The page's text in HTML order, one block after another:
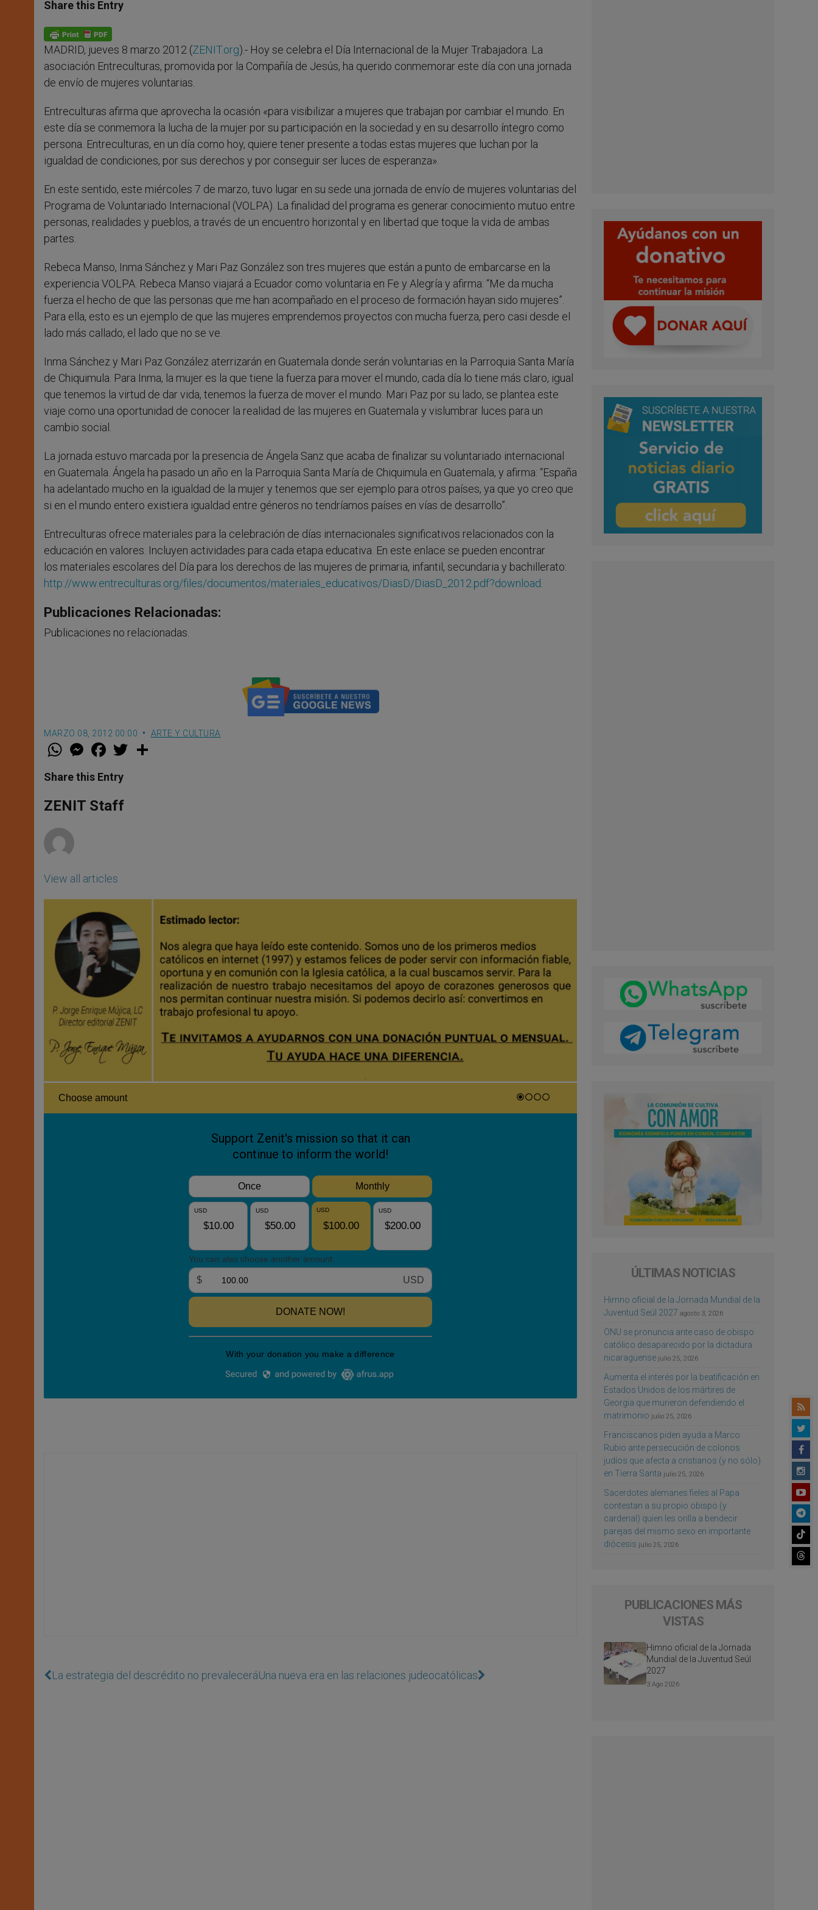
s
p
p
e
g
e
r
b
o
k
Share this Entry
MADRID, jueves 8 marzo 2012 (ZENIT.org).- Hoy se celebra el Día Internacional de la Mujer Trabajadora. La
asociación Entreculturas, promovida por la Compañía de Jesús, ha querido conmemorar este día con una jornada
de envío de mujeres voluntarias.
Entreculturas afirma que aprovecha la ocasión «para visibilizar a mujeres que trabajan por cambiar el mundo. En
este día se conmemora la lucha de la mujer por su participación en la sociedad y en su desarrollo íntegro como
persona. Entreculturas, en un día como hoy, quiere tener presente a todas estas mujeres que luchan por la
igualdad de condiciones, por sus derechos y por conseguir ser luces de esperanza».
En este sentido, este miércoles 7 de marzo, tuvo lugar en su sede una jornada de envío de mujeres voluntarias del
Programa de Voluntariado Internacional (VOLPA). La finalidad del programa es generar conocimiento mutuo entre
personas, realidades y pueblos, a través de un encuentro horizontal y en libertad que toque la vida de ambas
partes.
Rebeca Manso, Inma Sánchez y Mari Paz González son tres mujeres que están a punto de embarcarse en la
experiencia VOLPA. Rebeca Manso viajará a Ecuador como voluntaria en Fe y Alegría y afirma: “Me da mucha
fuerza el hecho de que las personas que me han acompañado en el proceso de formación hayan sido mujeres”.
Para ella, esto es un ejemplo de que las mujeres emprendemos proyectos con mucha fuerza, pero casi desde el
lado más callado, el lado que no se ve.
Inma Sánchez y Mari Paz González aterrizarán en Guatemala donde serán voluntarias en la Parroquia Santa María
de Chiquimula. Para Inma, la mujer es la que tiene la fuerza para mover el mundo, cada día lo tiene más claro, igual
que tenemos la virtud de dar vida, tenemos la fuerza de mover el mundo. Mari Paz por su lado, se plantea este
viaje como una oportunidad de conocer la realidad de las mujeres en Guatemala y vislumbrar luces para un
cambio social.
La jornada estuvo marcada por la presencia de Ángela Sanz que acaba de finalizar su voluntariado internacional
en Guatemala. Ángela ha pasado un año en la Parroquia Santa María de Chiquimula en Guatemala, y afirma: “España
ha adelantado mucho en la igualdad de la mujer y tenemos que ser ejemplo para otros países, ya que yo creo que
si en el mundo entero existiera igualdad entre géneros no tendríamos países en vías de desarrollo”.
Entreculturas ofrece materiales para la celebración de días internacionales significativos relacionados con la
educación en valores. Incluyen actividades para cada etapa educativa. En este enlace se pueden encontrar
los materiales escolares del Día para los derechos de las mujeres de primaria, infantil, secundaria y bachillerato:
http://www.entreculturas.org/files/documentos/materiales_educativos/DiasD/DiasD_2012.pdf?download.
Publicaciones Relacionadas:
Publicaciones no relacionadas.
MARZO 08, 2012 00:00 ARTE Y CULTURA
W
t
s
p
p
M
e
s
e
g
e
F
a
e
b
o
k
w
Share this Entry
ZENIT Staff
View all articles
La estrategia del descrédito no prevaleceráUna nueva era en las relaciones judeocatólicas
ÚLTIMAS NOTICIAS
Himno oficial de la Jornada Mundial de la
Juventud Seúl 2027 agosto 3, 2026
ONU se pronuncia ante caso de obispo
católico desaparecido por la dictadura
nicaragüense julio 25, 2026
Aumenta el interés por la beatificación en
Estados Unidos de los mártires de
Georgia que murieron defendiendo el
matrimonio julio 25, 2026
Franciscanos piden ayuda a Marco
Rubio ante persecución de colonos
judíos que afecta a cristianos (y no sólo)
en Tierra Santa julio 25, 2026
Sacerdotes alemanes fieles al Papa
contestan a su propio obispo (y
cardenal) quien les orilla a bendecir
parejas del mismo sexo en importante
diócesis julio 25, 2026
PUBLICACIONES MÁS
VISTAS
Himno oficial de la Jornada
Mundial de la Juventud Seúl
2027
3 Ago 2026